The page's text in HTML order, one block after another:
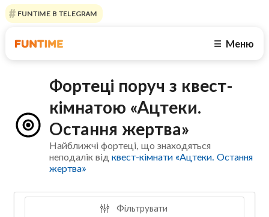
FUNTIME В TELEGRAM
☰ Меню
Фортеці поруч з квест-
кімнатою «Ацтеки.
Остання жертва»
Найближчі фортеці, що знаходяться
неподалік відквест-кімнати «Ацтеки. Остання
жертва»
Фільтрувати